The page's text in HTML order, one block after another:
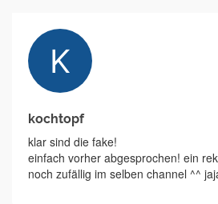
kochtopf
klar sind die fake!
einfach vorher abgesprochen! ein
noch zufällig im selben channel ^^